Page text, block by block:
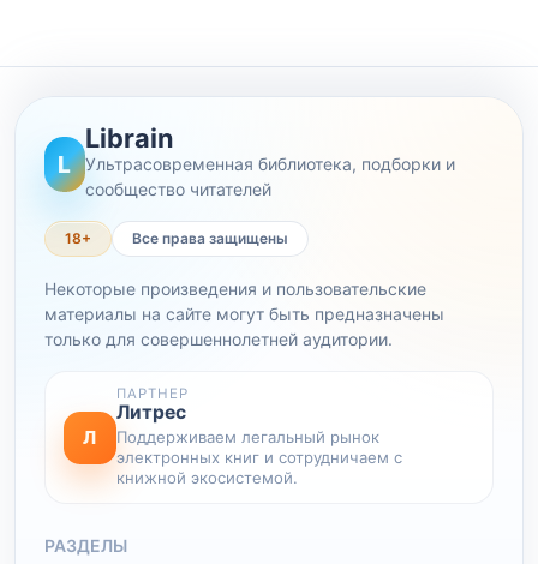
L
Librain
Ультрасовременная библиотека, подборки и
сообщество читателей
18+ Все права защищены
Некоторые произведения и пользовательские
материалы на сайте могут быть предназначены
только для совершеннолетней аудитории.
Л
ПАРТНЕР
Литрес
Поддерживаем легальный рынок
электронных книг и сотрудничаем с
книжной экосистемой.
РАЗДЕЛЫ